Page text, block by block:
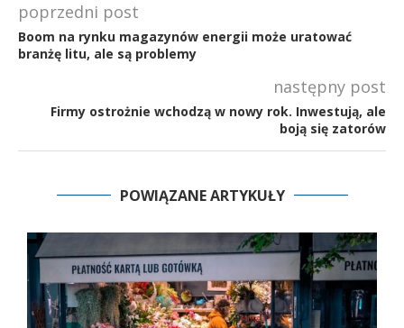
poprzedni post
Boom na rynku magazynów energii może uratować
branżę litu, ale są problemy
następny post
Firmy ostrożnie wchodzą w nowy rok. Inwestują, ale
boją się zatorów
POWIĄZANE ARTYKUŁY